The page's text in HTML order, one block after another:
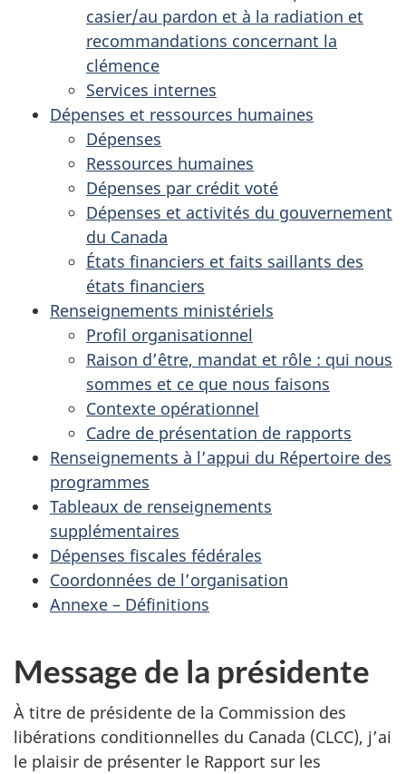
casier/au pardon et à la radiation et
recommandations concernant la
clémence
Services internes
Dépenses et ressources humaines
Dépenses
Ressources humaines
Dépenses par crédit voté
Dépenses et activités du gouvernement
du Canada
États financiers et faits saillants des
états financiers
Renseignements ministériels
Profil organisationnel
Raison d’être, mandat et rôle : qui nous
sommes et ce que nous faisons
Contexte opérationnel
Cadre de présentation de rapports
Renseignements à l’appui du Répertoire des
programmes
Tableaux de renseignements
supplémentaires
Dépenses fiscales fédérales
Coordonnées de l’organisation
Annexe – Définitions
Message de la présidente
À titre de présidente de la Commission des
libérations conditionnelles du Canada (CLCC), j’ai
le plaisir de présenter le Rapport sur les